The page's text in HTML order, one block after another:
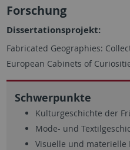
Forschung
Dissertationsprojekt:
Fabricated Geographies:
European Cabinets of
Schwerpunkte
Kulturgeschichte der
Mode- und
Visuelle und materielle